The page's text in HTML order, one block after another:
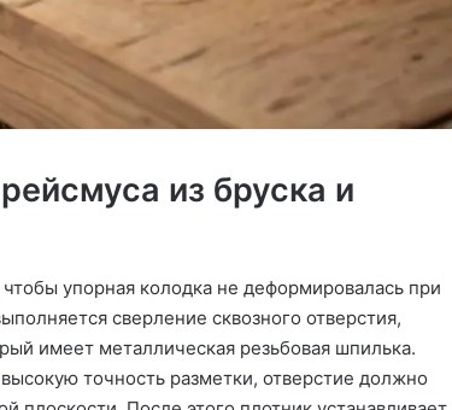
из бруска и
упорная колодка не деформировалась при
сверление сквозного отверстия,
имеет металлическая резьбовая шпилька.
точность разметки, отверстие должно